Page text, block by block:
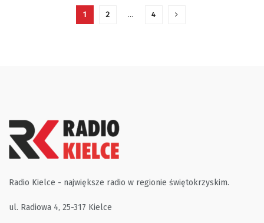
1 2 … 4
Radio Kielce - największe radio w regionie świętokrzyskim.
ul. Radiowa 4, 25-317 Kielce